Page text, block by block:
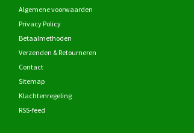
Algemene voorwaarden
Privacy Policy
Betaalmethoden
Verzenden & Retourneren
Contact
Sitemap
Klachtenregeling
RSS-feed